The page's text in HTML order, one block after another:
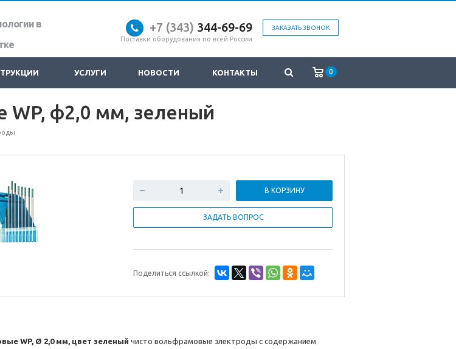
в
ЗАКАЗАТЬ ЗВОНОК
+7 (343) 344-69-69
Поставки оборудования по всей России
УСЛУГИ НОВОСТИ КОНТАКТЫ 0
ф2,0 мм, зеленый
В КОРЗИНУ
ЗАДАТЬ ВОПРОС
Поделиться ссылкой:
WP, Ø 2,0 мм, цвет зеленый чисто вольфрамовые электроды с содержанием